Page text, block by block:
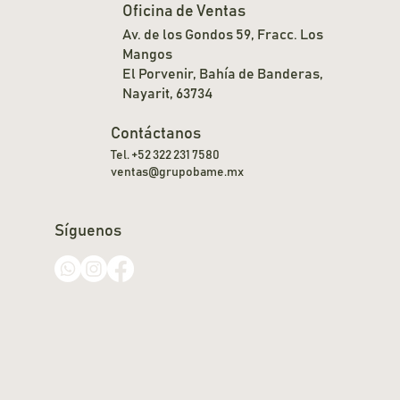
Oficina de Ventas
Av. de los Gondos 59, Fracc. Los
Mangos
El Porvenir, Bahía de Banderas,
Nayarit, 63734
Tel. +52 322 231 7580
ventas@grupobame.mx
Contáctanos
Síguenos